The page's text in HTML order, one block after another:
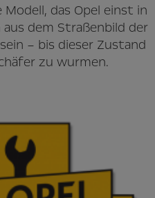
das Opel einst in
aus dem Straßenbild der
– bis dieser Zustand
zu wurmen.